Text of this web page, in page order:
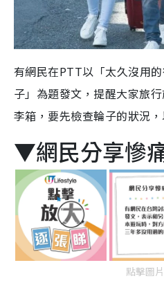
有網民在PTT以「太久沒用
子」為題發文，提醒大家旅
李箱，要先檢查輪子的狀況
▼網民分享慘
點擊圖